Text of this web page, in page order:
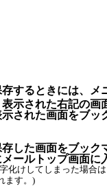
するときには、メ
示された右記の画
された画面をブッ
した画面をブック
ールトップ画面に
化けしてしまった場合
ます。)